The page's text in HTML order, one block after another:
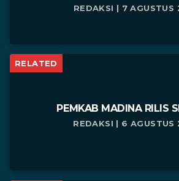
REDAKSI | 7 AGUSTUS
RELATED
PEMKAB MADINA RILIS
REDAKSI | 6 AGUSTUS